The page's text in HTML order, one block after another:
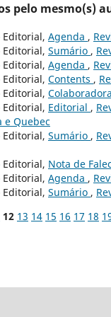
pelo mesmo(s)
Editorial, Agenda ,
Editorial, Sumário ,
Editorial, Agenda ,
Editorial, Contents ,
Editorial,
Editorial, Editorial ,
e Quebec
Editorial, Sumário ,
Editorial, Nota de
Editorial, Agenda ,
Editorial, Sumário ,
12 13 14 15 16 17 18